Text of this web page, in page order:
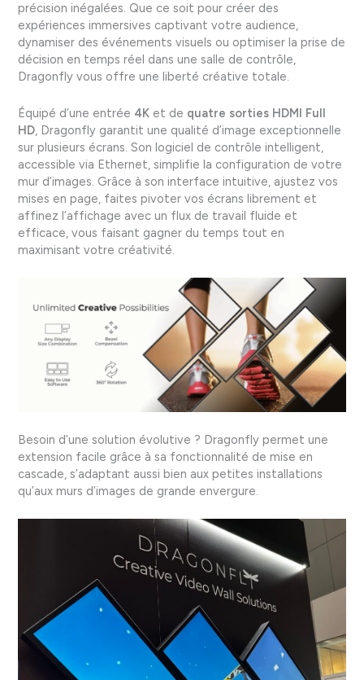
précision inégalées. Que ce soit pour créer des
expériences immersives captivant votre audience,
dynamiser des événements visuels ou optimiser la prise de
décision en temps réel dans une salle de contrôle,
Dragonfly vous offre une liberté créative totale.
Équipé d’une entrée 4K et de quatre sorties HDMI Full
HD, Dragonfly garantit une qualité d’image exceptionnelle
sur plusieurs écrans. Son logiciel de contrôle intelligent,
accessible via Ethernet, simplifie la configuration de votre
mur d’images. Grâce à son interface intuitive, ajustez vos
mises en page, faites pivoter vos écrans librement et
affinez l’affichage avec un flux de travail fluide et
efficace, vous faisant gagner du temps tout en
maximisant votre créativité.
Besoin d’une solution évolutive ? Dragonfly permet une
extension facile grâce à sa fonctionnalité de mise en
cascade, s’adaptant aussi bien aux petites installations
qu’aux murs d’images de grande envergure.